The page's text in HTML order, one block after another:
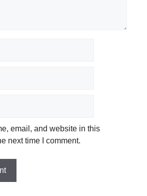
email, and website in this
next time I comment.